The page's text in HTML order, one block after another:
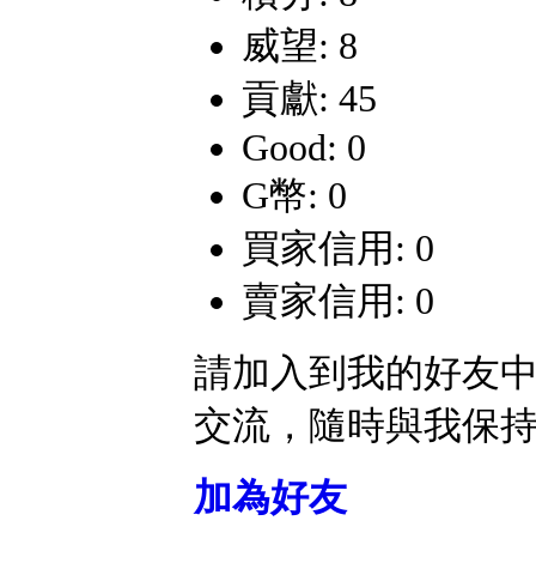
威望: 8
貢獻: 45
Good: 0
G幣: 0
買家信用: 0
賣家信用: 0
請加入到我的好友
交流，隨時與我保
加為好友